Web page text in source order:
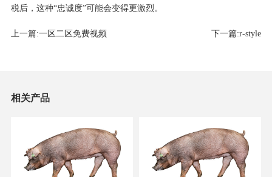
税后，这种“忠诚度”可能会变得更激烈。
上一篇:一区二区免费视频 下一篇:r-style
相关产品